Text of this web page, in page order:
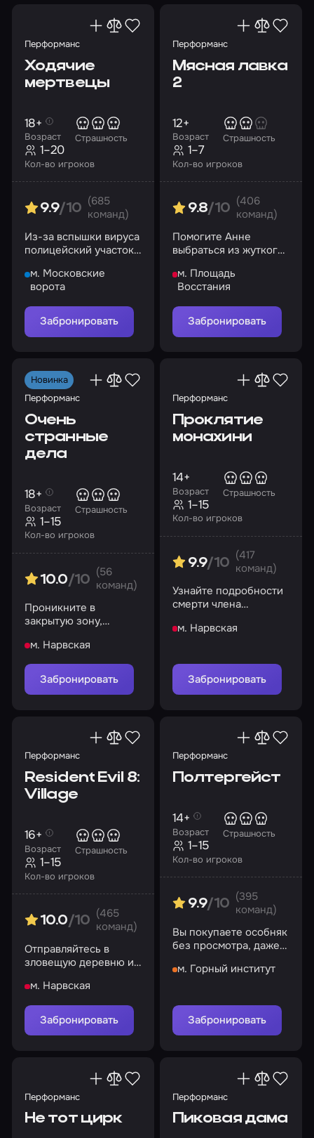
Перформанс
Ходячие
мертвецы
Возраст
18+
Страшность
Кол-во игроков
1–20
9.9/10
(685
команд)
Из-за вспышки вируса
полицейский участок
Успеете провернуть
ограбление?
м. Московские
ворота
Забронировать
Перформанс
Мясная лавка
2
Возраст
12+
Страшность
Кол-во игроков
1–7
9.8/10
(406
команд)
Помогите Анне
выбраться из жуткого
м. Площадь
Восстания
Забронировать
Новинка
Перформанс
Очень
странные
дела
Возраст
18+
Страшность
Кол-во игроков
1–15
10.0/10
(56
команд)
Проникните в
закрытую зону,
происходящего и
остановите
надвигающуюся
угрозу
м. Нарвская
Забронировать
Перформанс
Проклятие
монахини
Возраст
14+
Страшность
Кол-во игроков
1–15
9.9/10
(417
команд)
Узнайте подробности
смерти члена
забудьте проверить
м. Нарвская
Забронировать
Перформанс
Resident Evil 8:
Village
Возраст
16+
Страшность
Кол-во игроков
1–15
10.0/10
(465
команд)
Отправляйтесь в
зловещую деревню и
происходит
м. Нарвская
Забронировать
Перформанс
Полтергейст
Возраст
14+
Страшность
Кол-во игроков
1–15
9.9/10
(395
команд)
Вы покупаете особняк
без просмотра, даже
обернется
м. Горный институт
Забронировать
Перформанс
Не тот цирк
Перформанс
Пиковая дама